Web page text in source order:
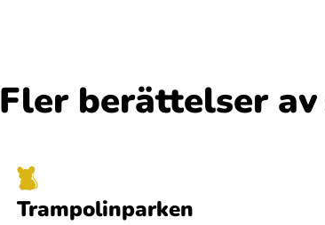
Fler berättelser
Trampolinparken